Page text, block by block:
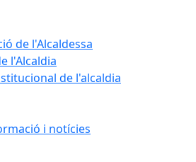
de l'Alcaldessa
l'Alcaldia
de l'alcaldia
i notícies